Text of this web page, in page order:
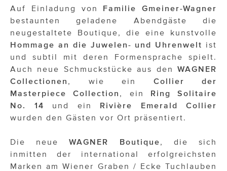
rot weiss rosé
OTTO AM DONAUKANAL
sehen!wutscher
SISTER ACT
Solid & Bold
Susanne Wuest
The Budims
Auf Einladung von Familie Gmeiner-Wagner
bestaunten geladene Abendgäste die
neugestaltete Boutique, die eine kunstvolle
Hommage an die Juwelen- und Uhrenwelt ist
und subtil mit deren Formensprache spielt.
Auch neue Schmuckstücke aus den WAGNER
Collectionen , wie ein Collier der
Masterpiece Collection , ein Ring Solitaire
No. 14 und ein Rivière Emerald Collier
wurden den Gästen vor Ort präsentiert.
Die neueWAGNER Boutique, die sich
inmitten der international erfolgreichsten
Marken am Wiener Graben / Ecke Tuchlauben